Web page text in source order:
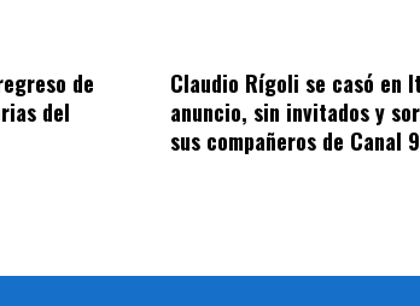
de
del
Claudio Rígoli se casó en
anuncio, sin invitados y
sus compañeros de Canal 9